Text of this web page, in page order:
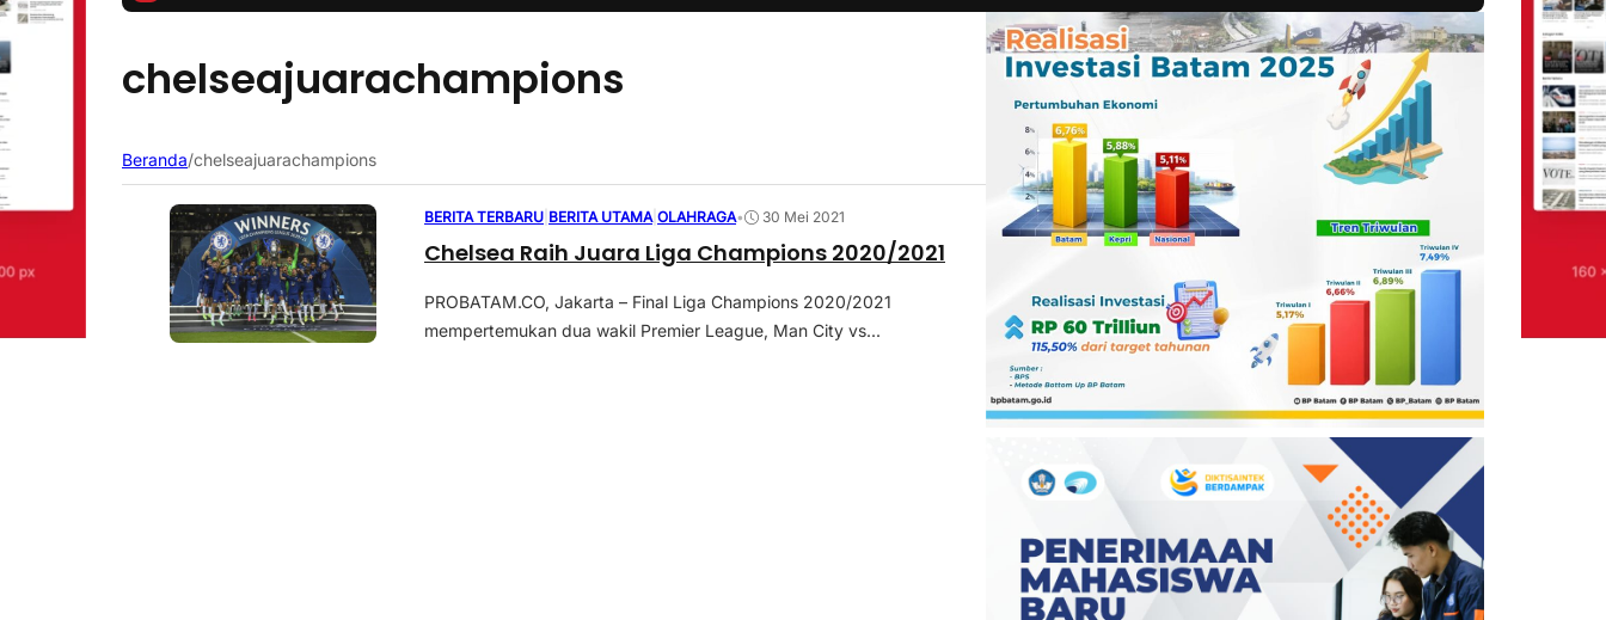
chelseajuarachampions
Beranda/chelseajuarachampions
BERITA TERBARU BERITA UTAMA |OLAHRAGA• 30 Mei 2021
Chelsea Raih Juara Liga Champions 2020/2021
PROBATAM.CO, Jakarta – Final Liga Champions 2020/2021
mempertemukan dua wakil Premier League, Man City vs...